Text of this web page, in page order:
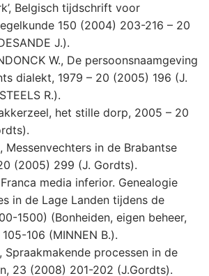
Belgisch tijdschrift voor
150 (2004) 203-216 – 20
J.).
W., De persoonsnaamgeving
dialekt, 1979 – 20 (2005) 196 (J.
R.).
het stille dorp, 2005 – 20
Messenvechters in de Brabantse
(2005) 299 (J. Gordts).
Franca media inferior. Genealogie
in de Lage Landen tijdens de
1500) (Bonheiden, eigen beheer,
106 (MINNEN B.).
Spraakmakende processen in de
23 (2008) 201-202 (J.Gordts).